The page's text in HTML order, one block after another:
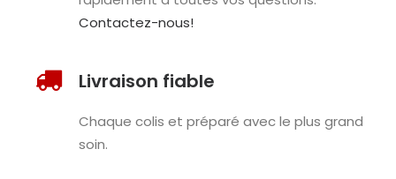
Contactez-nous!
Livraison fiable
Chaque colis et préparé avec le plus grand
soin.